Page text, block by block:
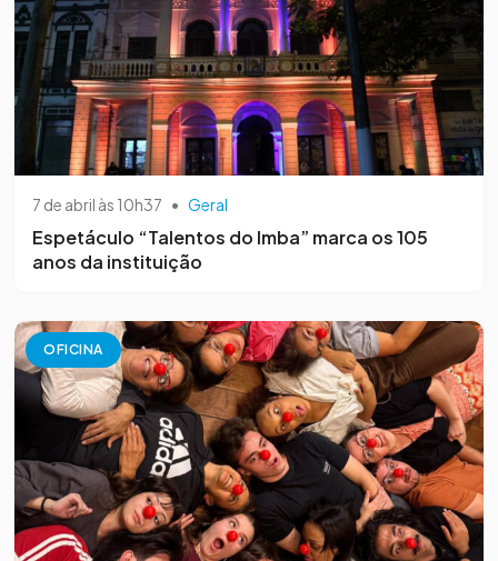
7 de abril às 10h37 • Geral
Espetáculo “Talentos do Imba” marca os 105
anos da instituição
OFICINA